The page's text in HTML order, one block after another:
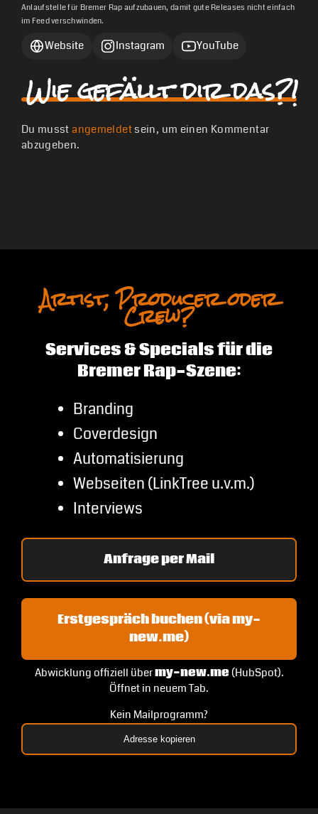
Anlaufstelle für Bremer Rap aufzubauen, damit gute Releases nicht einfach
im Feed verschwinden.
Website Instagram YouTube
Wie gefällt dir das?!
Du musstangemeldetsein, um einen Kommentar
abzugeben.
Artist, Producer oder
Crew?
Services & Specials für die
Bremer Rap-Szene:
Branding
Coverdesign
Automatisierung
Webseiten (LinkTree u.v.m.)
Interviews
Anfrage per Mail
Erstgespräch buchen (via my-
new.me)
Abwicklung offiziell übermy-new.me(HubSpot).
Öffnet in neuem Tab.
Kein Mailprogramm?
Adresse kopieren